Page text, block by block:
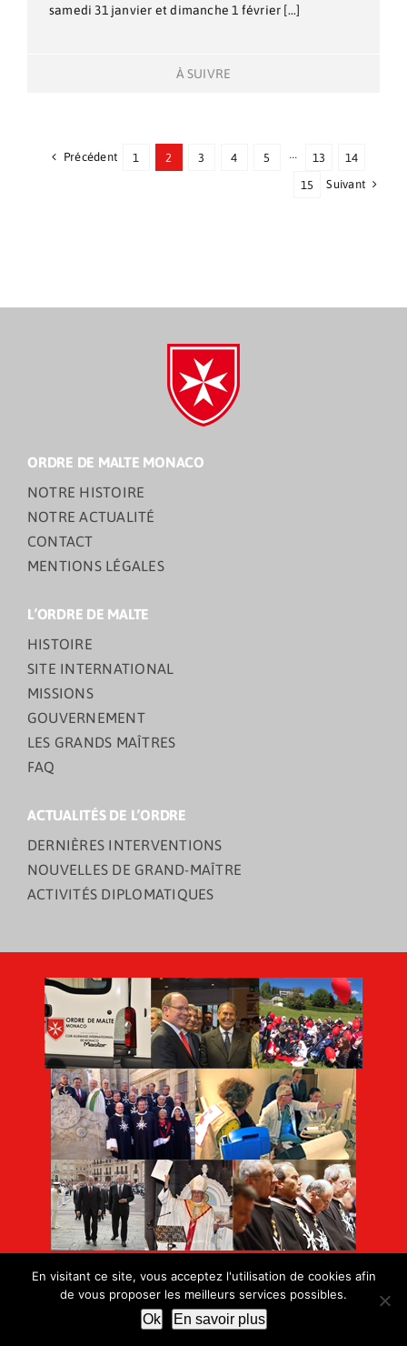
samedi 31 janvier et dimanche 1 février [...]
À SUIVRE
Précédent 1 2 3 4 5 ··· 13
14
15
Suivant
ORDRE DE MALTE MONACO
NOTRE HISTOIRE
NOTRE ACTUALITÉ
CONTACT
MENTIONS LÉGALES
L’ORDRE DE MALTE
HISTOIRE
SITE INTERNATIONAL
MISSIONS
GOUVERNEMENT
LES GRANDS MAÎTRES
FAQ
ACTUALITÉS DE L’ORDRE
DERNIÈRES INTERVENTIONS
NOUVELLES DE GRAND-MAÎTRE
ACTIVITÉS DIPLOMATIQUES
© Copyright 2026 | Ordre de Malte Monaco
En visitant ce site, vous acceptez l'utilisation de cookies afin
de vous proposer les meilleurs services possibles.
Ok En savoir plus